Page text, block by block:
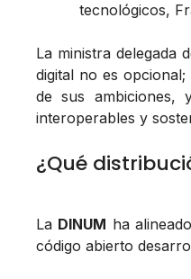
tecnológicos,
La ministra delegada
digital no es
de sus ambiciones,
interoperables y
¿Qué
La DINUM ha
código abierto